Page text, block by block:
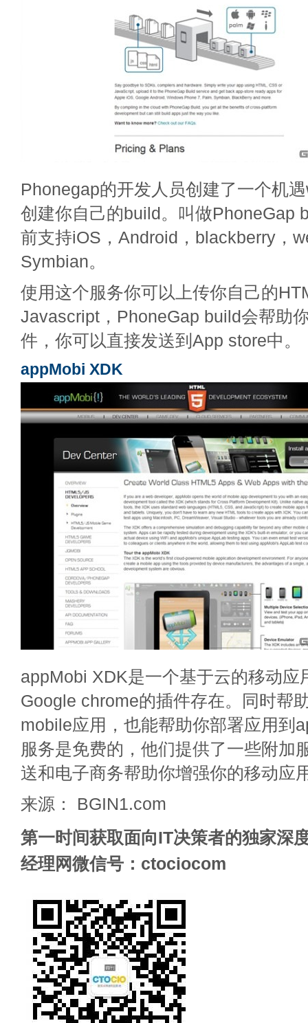
Phonegap的开发人员创建了一个机
创建你自己的build。叫做PhoneGap
前支持iOS，Android，blackberry，
Symbian。
使用这个服务你可以上传你自己的
Javascript，PhoneGap build会帮助
件，你可以直接发送到App store中。
appMobi XDK
appMobi XDK是一个基于云的移动应
Google chrome的插件存在。同时帮
mobile应用，也能帮助你部署应用到
服务是免费的，他们提供了一些附加
送和电子商务帮助你增强你的移动应
来源： BGIN1.com
第一时间获取面向IT决策者的独家深
经理网微信号：ctociocom